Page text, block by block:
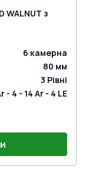
WALNUT з
6 камерна
80 мм
3 Рівні
- 4 - 14 Ar - 4 LE